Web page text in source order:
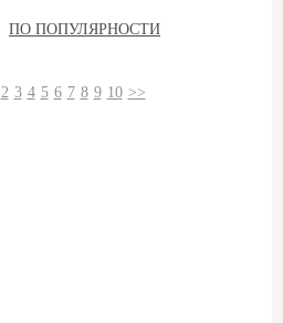
ПО ПОПУЛЯРНОСТИ
2 3 4 5 6 7 8 9 10 >>